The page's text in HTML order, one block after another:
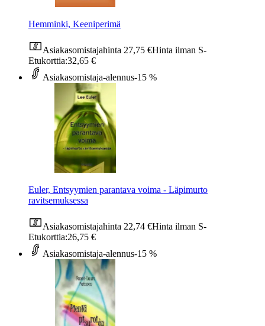
Hemminki, Keeniperimä
Asiakasomistajahinta 27,75 €Hinta ilman S-
Etukorttia:32,65 €
Asiakasomistaja-alennus-15 %
Euler, Entsyymien parantava voima - Läpimurto
ravitsemuksessa
Asiakasomistajahinta 22,74 €Hinta ilman S-
Etukorttia:26,75 €
Asiakasomistaja-alennus-15 %